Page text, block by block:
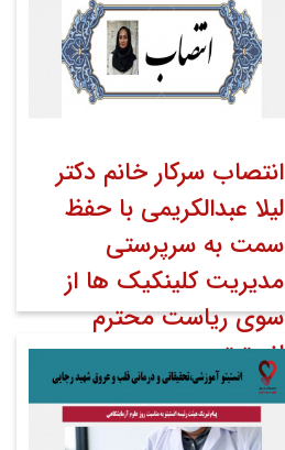
انتصاب سرکار خانم دکتر
لیلا عبدالکریمی با حفظ
سمت به سرپرستی
مدیریت کلینکیک ها از
سوی ریاست محترم
انستیتو
۳۰ فروردین ۱۴۰۴ اخبار اخبار مرکز به
کوشش روابط عمومی روابط عمومی